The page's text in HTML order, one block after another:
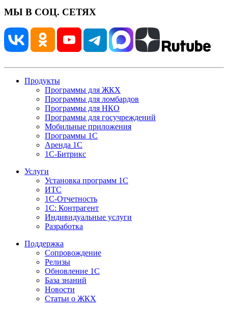
МЫ В СОЦ. СЕТЯХ
Продукты
Программы для ЖКХ
Программы для ломбардов
Программы для НКО
Программы для госучреждений
Мобильные приложения
Программы 1С
Аренда 1С
1С-Битрикс
Услуги
Установка программ 1С
ИТС
1С-Отчетность
1С: Контрагент
Индивидуальные услуги
Разработка
Поддержка
Сопровождение
Релизы
Обновление 1С
База знаний
Новости
Статьи о ЖКХ